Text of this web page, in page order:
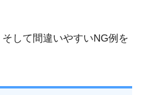
して間違いやすいNG例を